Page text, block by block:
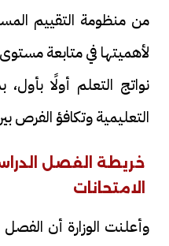
من منظومة التقييم
لأهميتها في متابعة
نواتج التعلم أولًا
التعليمية وتكافؤ الفرص
خريطة الفصل
الامتحانات